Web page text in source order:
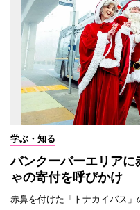
学ぶ・知る
バンクーバーエリア
ゃの寄付を呼びかけ
赤鼻を付けた「トナカイバス」